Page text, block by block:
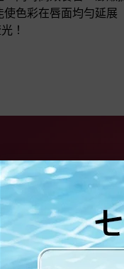
色彩在唇面均勻延展
！